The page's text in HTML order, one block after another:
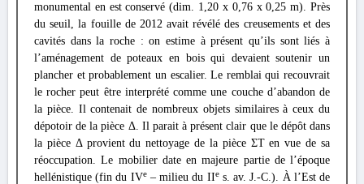
monumental en est conservé (dim. 1,20 x 0,76 x 0,25 m). Près
du seuil, la fouille de 2012 avait révélé des creusements et des
cavités dans la roche : on estime à présent qu’ils sont liés à
l’aménagement de poteaux en bois qui devaient soutenir un
plancher et probablement un escalier. Le remblai qui recouvrait
le rocher peut être interprété comme une couche d’abandon de
la pièce. Il contenait de nombreux objets similaires à ceux du
dépotoir de la pièce Δ. Il parait à présent clair que le dépôt dans
la pièce Δ provient du nettoyage de la pièce ΣΤ en vue de sa
réoccupation. Le mobilier date en majeure partie de l’époque
hellénistique (fin du IVe– milieu du IIes. av. J.-C.). À l’Est de